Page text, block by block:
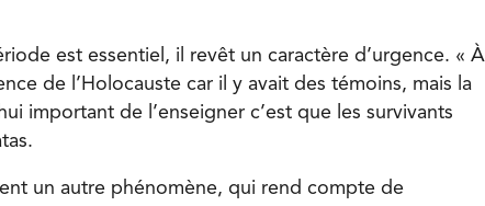
est essentiel, il revêt un caractère d’urgence. « À
de l’Holocauste car il y avait des témoins, mais la
important de l’enseigner c’est que les survivants
un autre phénomène, qui rend compte de